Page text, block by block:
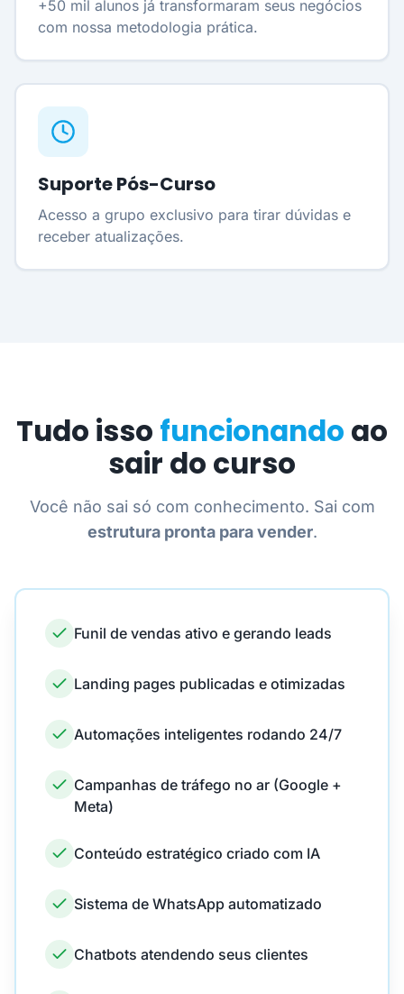
+50 mil alunos já transformaram seus negócios
com nossa metodologia prática.
Suporte Pós-Curso
Acesso a grupo exclusivo para tirar dúvidas e
receber atualizações.
Tudo isso funcionando ao
sair do curso
Você não sai só com conhecimento. Sai com
estrutura pronta para vender.
Funil de vendas ativo e gerando leads
Landing pages publicadas e otimizadas
Automações inteligentes rodando 24/7
Campanhas de tráfego no ar (Google +
Meta)
Conteúdo estratégico criado com IA
Sistema de WhatsApp automatizado
Chatbots atendendo seus clientes